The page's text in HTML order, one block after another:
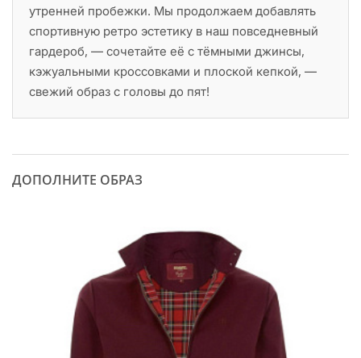
утренней пробежки. Мы продолжаем добавлять
спортивную ретро эстетику в наш повседневный
гардероб, — сочетайте её с тёмными джинсы,
кэжуальными кроссовками и плоской кепкой, —
свежий образ с головы до пят!
ДОПОЛНИТЕ ОБРАЗ